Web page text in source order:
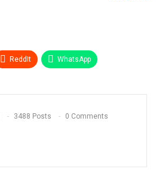
ReddIt WhatsApp
3488 Posts 0 Comments